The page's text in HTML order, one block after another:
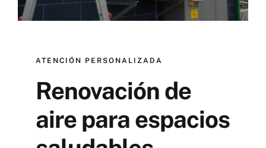
ATENCIÓN PERSONALIZADA
Renovación de
aire para espacios